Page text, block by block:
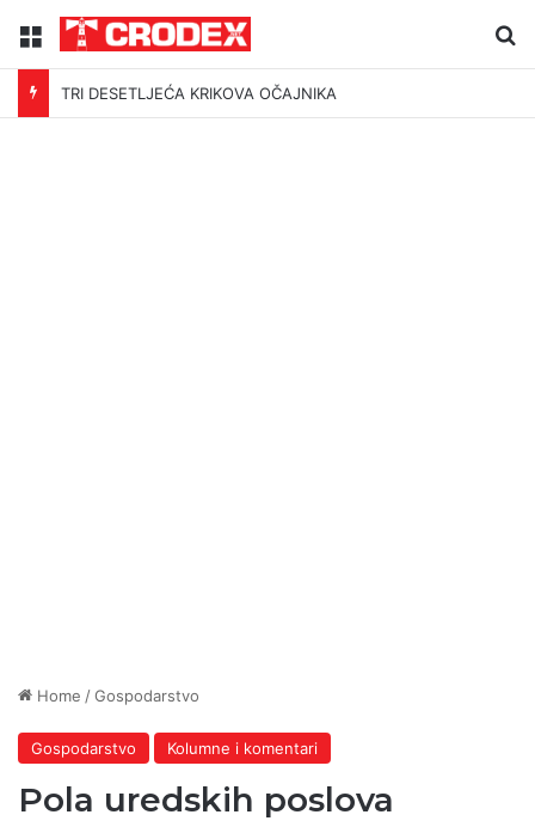
Menu
TRI DESETLJEĆA KRIKOVA OČAJNIKA
Home /Gospodarstvo
Gospodarstvo Kolumne i komentari
Pola uredskih poslova